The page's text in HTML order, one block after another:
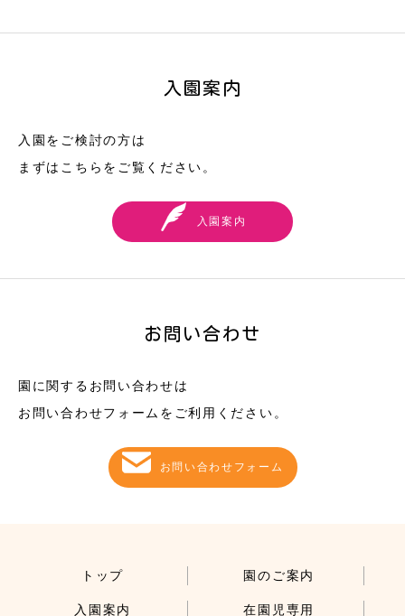
入園案内
入園をご検討の方は
まずはこちらをご覧ください。
入園案内
お問い合わせ
園に関するお問い合わせは
お問い合わせフォームをご利用ください。
お問い合わせフォーム
トップ 園のご案内
入園案内 在園児専用